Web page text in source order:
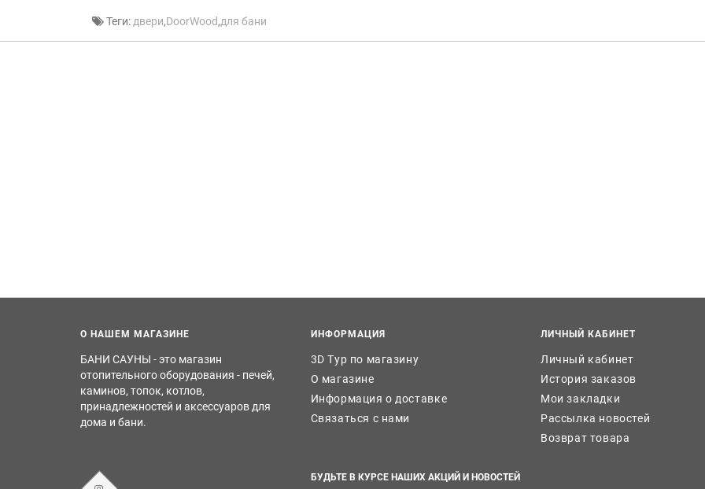
Теги: двери,DoorWood,для бани
О НАШЕМ МАГАЗИНЕ
БАНИ САУНЫ - это магазин
отопительного оборудования - печей,
каминов, топок, котлов,
принадлежностей и аксессуаров для
дома и бани.
ИНФОРМАЦИЯ
3D Тур по магазину
О магазине
Информация о доставке
Связаться с нами
ЛИЧНЫЙ КАБИНЕТ
Личный кабинет
История заказов
Мои закладки
Рассылка новостей
Возврат товара
БУДЬТЕ В КУРСЕ НАШИХ АКЦИЙ И НОВОСТЕЙ